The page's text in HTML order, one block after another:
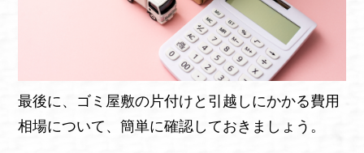
最後に、ゴミ屋敷の片付けと引越しにかかる費用
相場について、簡単に確認しておきましょう。